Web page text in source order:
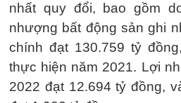
nhất quy đổi, bao gồm
nhượng bất động sản ghi
chính đạt 130.759 tỷ
thực hiện năm 2021. Lợi
2022 đạt 12.694 tỷ đồng,